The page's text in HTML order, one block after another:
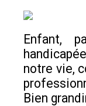
Enfant,
notre vie,
Bien